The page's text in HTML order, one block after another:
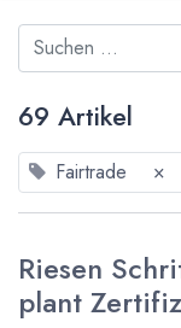
69 Artikel
Fairtrade ×
Riesen
plant